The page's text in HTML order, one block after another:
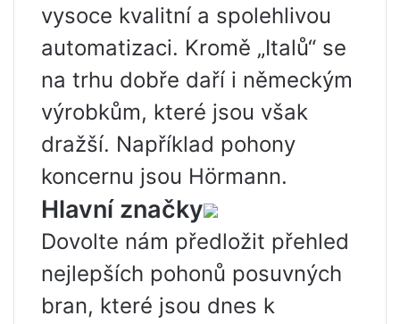
vysoce kvalitní a spolehlivou
automatizaci. Kromě „Italů“ se
na trhu dobře daří i německým
výrobkům, které jsou však
dražší. Například pohony
koncernu jsou Hörmann.
Hlavní značky
Dovolte nám předložit přehled
nejlepších pohonů posuvných
bran, které jsou dnes k